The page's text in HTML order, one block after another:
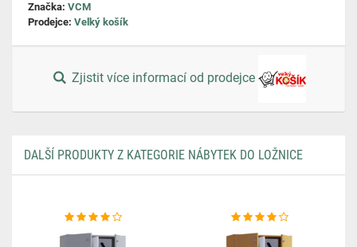
Značka: VCM
Prodejce: Velký košík
Zjistit více informací od prodejce
DALŠÍ PRODUKTY Z KATEGORIE NÁBYTEK DO LOŽNICE